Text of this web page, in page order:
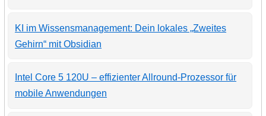
KI im Wissensmanagement: Dein lokales „Zweites
Gehirn“ mit Obsidian
Intel Core 5 120U – effizienter Allround-Prozessor für
mobile Anwendungen